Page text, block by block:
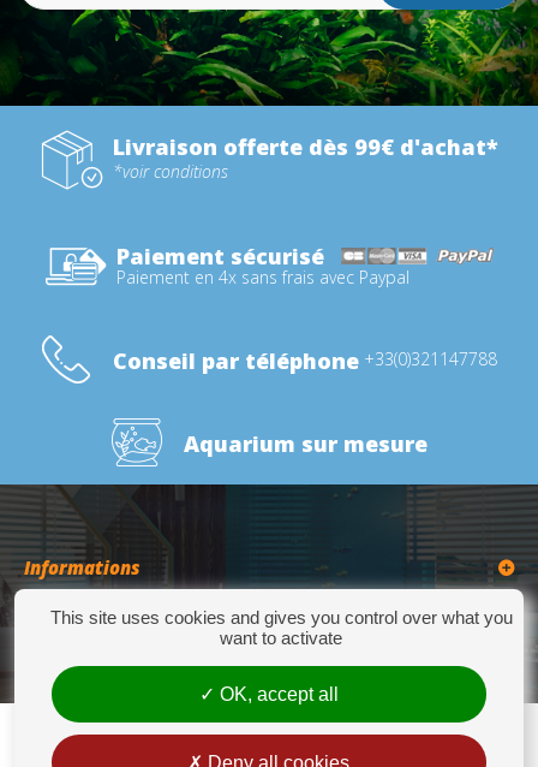
Livraison offerte dès 99€ d'achat*
*voir conditions
Paiement sécurisé
Paiement en 4x sans frais avec Paypal
Conseil par téléphone +33(0)321147788
Aquarium sur mesure
Informations
Catégories
This site uses cookies and gives you control over what you
want to activate
OK, accept all
Deny all cookies